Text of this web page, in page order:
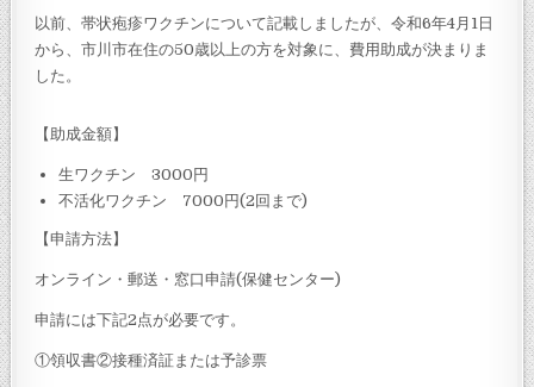
以前、帯状疱疹ワクチンについて記載しましたが、令和6年4月1日
から、市川市在住の50歳以上の方を対象に、費用助成が決まりま
した。
【助成金額】
生ワクチン 3000円
不活化ワクチン 7000円(2回まで)
【申請方法】
オンライン・郵送・窓口申請(保健センター)
申請には下記2点が必要です。
①領収書②接種済証または予診票